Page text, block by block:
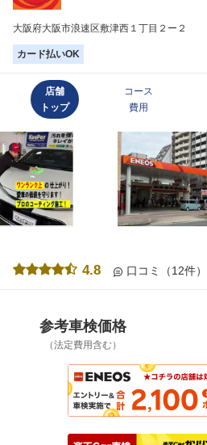
大阪府大阪市浪速区敷津西１丁目２ー２
カード払いOK
店舗
トップ
コース
費用
4.8 口コミ（12件）
参考車検価格
（法定費用含む）